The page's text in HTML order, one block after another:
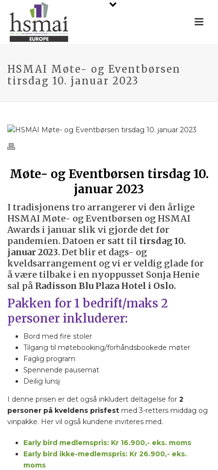
HSMAI Møte- og Eventbørsen
tirsdag 10. januar 2023
Møte- og Eventbørsen tirsdag 10.
januar 2023
I tradisjonens tro arrangerer vi den årlige
HSMAI Møte- og Eventbørsen og HSMAI
Awards i januar slik vi gjorde det før
pandemien. Datoen er satt til tirsdag 10.
januar 2023. Det blir et dags- og
kveldsarrangement og vi er veldig glade for
å være tilbake i en nyoppusset Sonja Henie
sal på Radisson Blu Plaza Hotel i Oslo.
Pakken for 1 bedrift/maks 2
personer inkluderer:
Bord med fire stoler
Tilgang til møtebooking/forhåndsbookede møter
Faglig program
Spennende pausemat
Deilig lunsj
I denne prisen er det også inkludert deltagelse for 2
personer på kveldens prisfest med 3-retters middag og
vinpakke. Her vil også kundene inviteres med.
Early bird medlemspris: Kr 16.900,- eks. moms
Early bird ikke-medlemspris: Kr 26.900,- eks.
moms